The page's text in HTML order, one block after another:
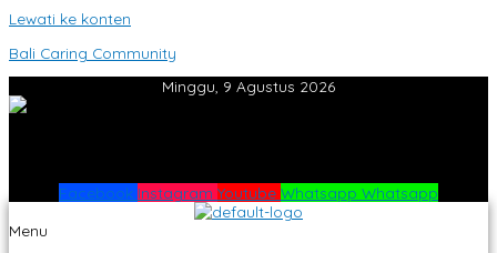
Lewati ke konten
Bali Caring Community
Minggu, 9 Agustus 2026
Facebook Instagram Youtube Whatsapp Whatsapp
Menu